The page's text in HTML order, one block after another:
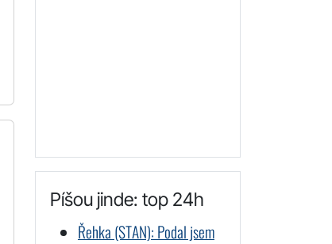
Píšou jinde: top 24h
Řehka (STAN): Podal jsem